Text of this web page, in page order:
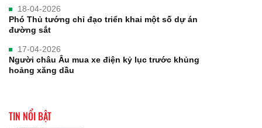
18-04-2026
Phó Thủ tướng chỉ đạo triển khai một số dự án
đường sắt
17-04-2026
Người châu Âu mua xe điện kỷ lục trước khủng
hoảng xăng dầu
TIN NỔI BẬT